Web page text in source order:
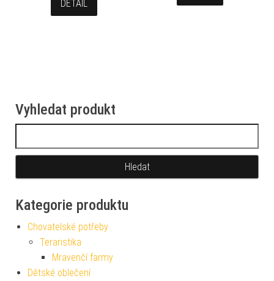
DETAIL
Vyhledat produkt
Kategorie produktu
Chovatelské potřeby
Teraristika
Mravenčí farmy
Dětské oblečení